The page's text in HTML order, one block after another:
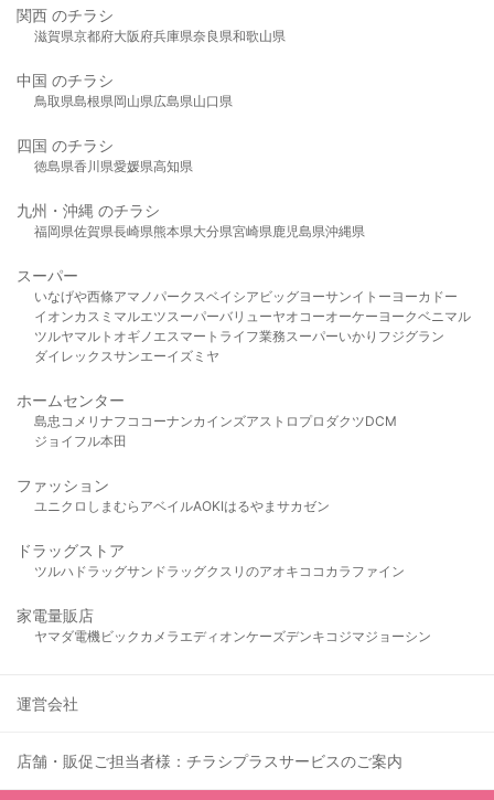
関西 のチラシ
滋賀県京都府大阪府兵庫県奈良県和歌山県
中国 のチラシ
鳥取県島根県岡山県広島県山口県
四国 のチラシ
徳島県香川県愛媛県高知県
九州・沖縄 のチラシ
福岡県佐賀県長崎県熊本県大分県宮崎県鹿児島県沖縄県
スーパー
いなげや西條アマノパークスベイシア ビッグヨーサンイトーヨーカドー
イオンカスミ マルエツスーパーバリューヤオコーオーケー ヨークベニマル
ツルヤマルト オギノ エスマート ライフ業務スーパーいかり フジグラン
ダイレックスサンエーイズミヤ
ホームセンター
島忠 コメリ ナフコ コーナンカインズアストロプロダクツDCM
ジョイフル本田
ファッション
ユニクロ しまむら アベイルAOKIはるやま サカゼン
ドラッグストア
ツルハドラッグサンドラッグクスリのアオキ ココカラファイン
家電量販店
ヤマダ電機ビックカメラ エディオンケーズデンキ コジマジョーシン
運営会社
店舗・販促ご担当者様：チラシプラスサービスのご案内